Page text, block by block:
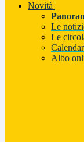
Novità
Le
Le
Albo